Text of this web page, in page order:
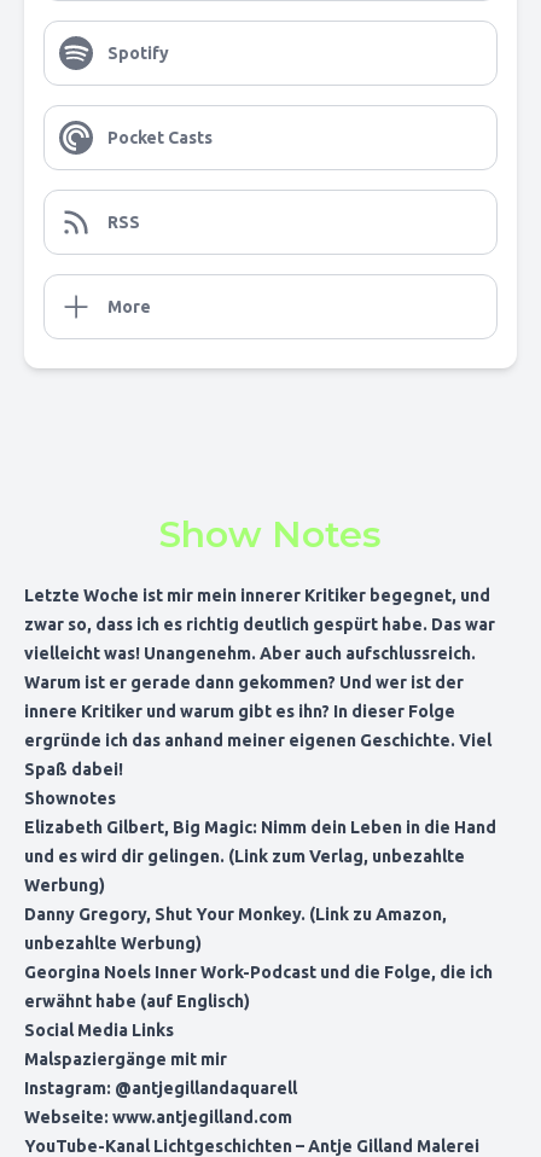
Spotify
Pocket Casts
RSS
More
Show Notes
Letzte Woche ist mir mein innerer Kritiker begegnet, und
zwar so, dass ich es richtig deutlich gespürt habe. Das war
vielleicht was! Unangenehm. Aber auch aufschlussreich.
Warum ist er gerade dann gekommen? Und wer ist der
innere Kritiker und warum gibt es ihn? In dieser Folge
ergründe ich das anhand meiner eigenen Geschichte. Viel
Spaß dabei!
Shownotes
Elizabeth Gilbert, Big Magic: Nimm dein Leben in die Hand
und es wird dir gelingen. (Link zum Verlag, unbezahlte
Werbung)
Danny Gregory, Shut Your Monkey. (Link zu Amazon,
unbezahlte Werbung)
Georgina Noels Inner Work-Podcast und die Folge, die ich
erwähnt habe (auf Englisch)
Social Media Links
Malspaziergänge mit mir
Instagram: @antjegillandaquarell
Webseite: www.antjegilland.com
YouTube-KanalLichtgeschichten – Antje Gilland Malerei